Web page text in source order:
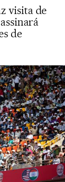
visita de
de